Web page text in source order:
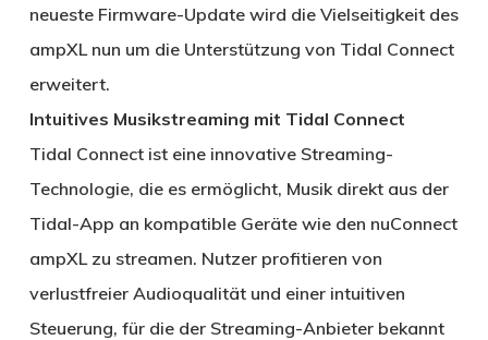
neueste Firmware-Update wird die Vielseitigkeit des
ampXL nun um die Unterstützung von Tidal Connect
erweitert.
Intuitives Musikstreaming mit Tidal Connect
Tidal Connect ist eine innovative Streaming-
Technologie, die es ermöglicht, Musik direkt aus der
Tidal-App an kompatible Geräte wie den nuConnect
ampXL zu streamen. Nutzer profitieren von
verlustfreier Audioqualität und einer intuitiven
Steuerung, für die der Streaming-Anbieter bekannt